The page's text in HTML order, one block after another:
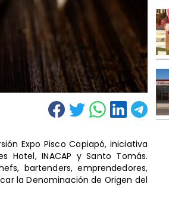
Expo Pisco Copiapó, iniciativa
Hotel, INACAP y Santo Tomás.
bartenders, emprendedores,
la Denominación de Origen del